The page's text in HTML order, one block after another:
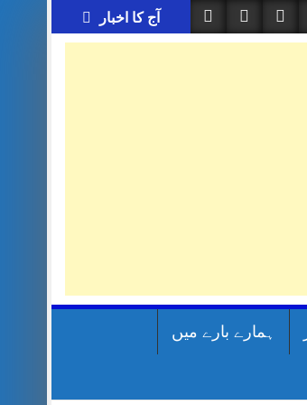
آج کا اخبار
ہمارے بارے میں